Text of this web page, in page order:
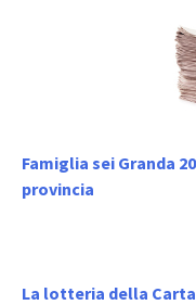
Famiglia sei Granda
provincia
La lotteria della